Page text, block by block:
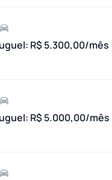
R$ 5.300,00/mês
R$ 5.000,00/mês